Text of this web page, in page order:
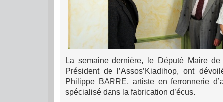
La semaine dernière, le Député Maire
Président de l’Assos’Kiadihop, ont
Philippe BARRE, artiste en ferronnerie
spécialisé dans la fabrication d’écus.